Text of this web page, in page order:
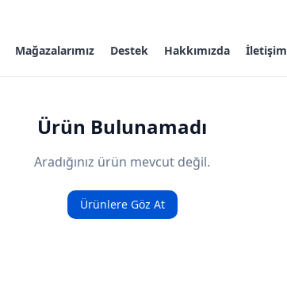
Mağazalarımız Destek Hakkımızda İletişim
Ürün Bulunamadı
Aradığınız ürün mevcut değil.
Ürünlere Göz At